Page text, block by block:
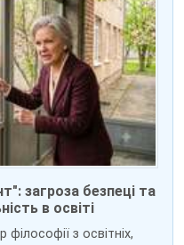
загроза безпеці та
в освіті
з освітніх,